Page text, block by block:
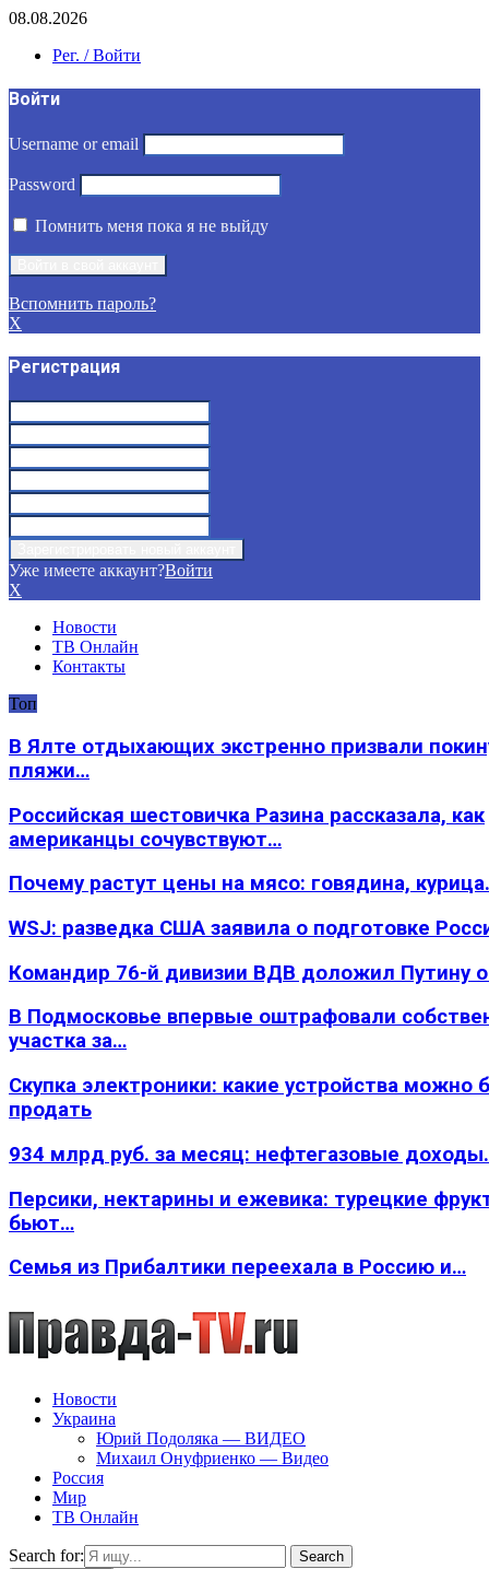
08.08.2026
Рег. / Войти
Войти
Username or email
Password
Помнить меня пока я не выйду
Вспомнить пароль?
X
Регистрация
Уже имеете аккаунт?Войти
X
Новости
ТВ Онлайн
Контакты
Топ
В Ялте отдыхающих экстренно призвали
пляжи…
Российская шестовичка Разина рассказала, как
американцы сочувствуют…
Почему растут цены на мясо: говядина,
WSJ: разведка США заявила о подготовке
Командир 76-й дивизии ВДВ доложил Путину
В Подмосковье впервые оштрафовали
участка за…
Скупка электроники: какие устройства можно
продать
934 млрд руб. за месяц: нефтегазовые
Персики, нектарины и ежевика: турецкие
бьют…
Семья из Прибалтики переехала в Россию и…
Новости
Украина
Юрий Подоляка — ВИДЕО
Михаил Онуфриенко — Видео
Россия
Мир
ТВ Онлайн
Search for:
Search